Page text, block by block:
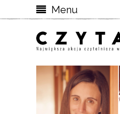
Menu